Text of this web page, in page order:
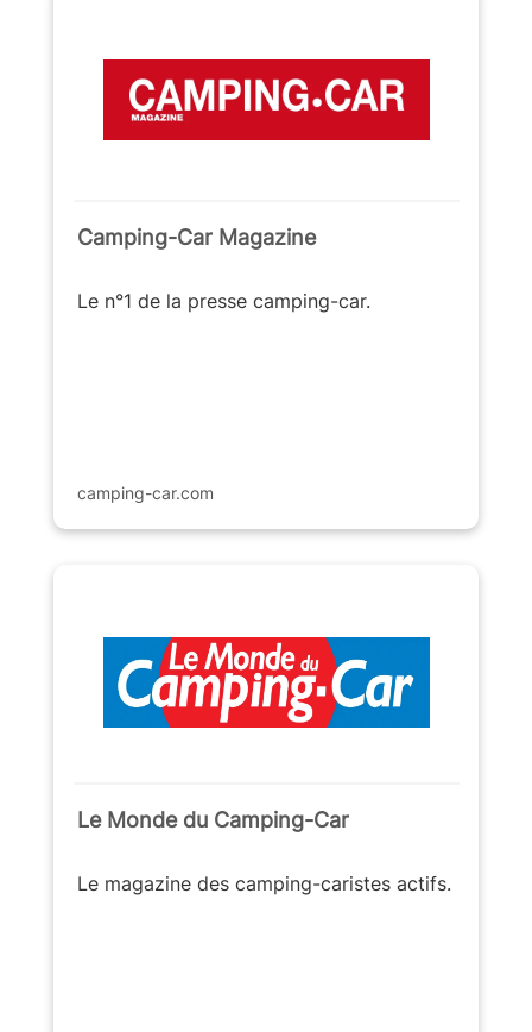
camping-car.com
Camping-Car Magazine
Le n°1 de la presse camping-car.
Le Monde du Camping-Car
Le magazine des camping-caristes actifs.